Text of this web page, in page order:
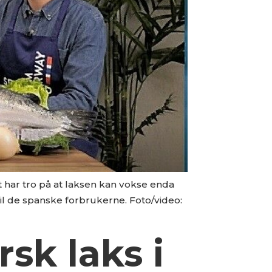
tro på at laksen kan vokse enda
de spanske forbrukerne. Foto/video:
laks i